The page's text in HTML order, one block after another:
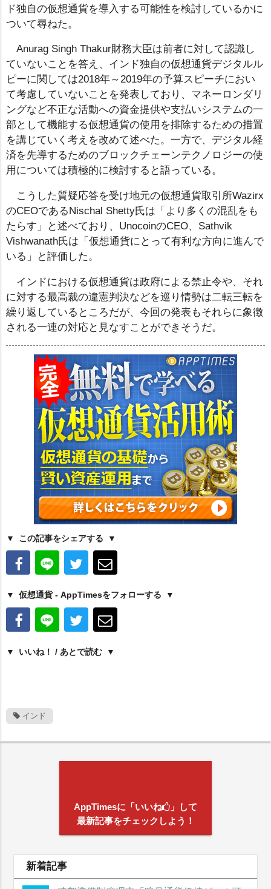
ド独自の仮想通貨を導入する可能性を検討しているかに
ついて尋ねた。
Anurag Singh Thakur財務大臣は前者に対して認識し
ていないことを答え、インド独自の仮想通貨デジタルル
ピーに関しては2018年～2019年の予算スピーチにおい
て考慮していないことを発表しており、マネーロンダリ
ングなど不正な活動への資金提供や支払いシステムの一
部として機能する仮想通貨の使用を排除するための措置
を講じていく考えを改めて述べた。一方で、デジタル経
済を先導するためのブロックチェーンテクノロジーの使
用については積極的に検討すると語っている。
こうした質疑応答を受け地元の仮想通貨取引所Wazirx
のCEOであるNischal Shetty氏は「より多くの混乱をも
たらす」と述べており、UnocoinのCEO、Sathvik
Vishwanath氏は「仮想通貨にとって有利な方向に進んで
いる」と評価した。
インドにおける仮想通貨は政府による禁止令や、それ
に対する最高裁の違憲判決などを巡り情勢は二転三転を
繰り返しているところだが、今回の発表もそれらに象徴
される一連の対応と見なすことができそうだ。
この記事をシェアする
仮想通貨 - AppTimesをフォローする
いいね！ / あとで読む
インド
AppTimesに「いいね
」して
最新記事をチェックしよう！
新着記事